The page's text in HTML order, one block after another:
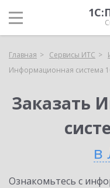
Главная Сервисы ИТС
Информационная система
Заказать
в
Ознакомьтесь с